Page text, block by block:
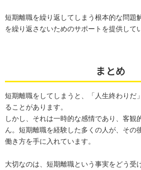
短期離職を繰り返してしまう根本的な問題
を繰り返さないためのサポートを提供して
まとめ
短期離職をしてしまうと、「人生終わりだ
ることがあります。
しかし、それは一時的な感情であり、客観
ん。短期離職を経験した多くの人が、その
働き方を手に入れています。
大切なのは、短期離職という事実をどう受